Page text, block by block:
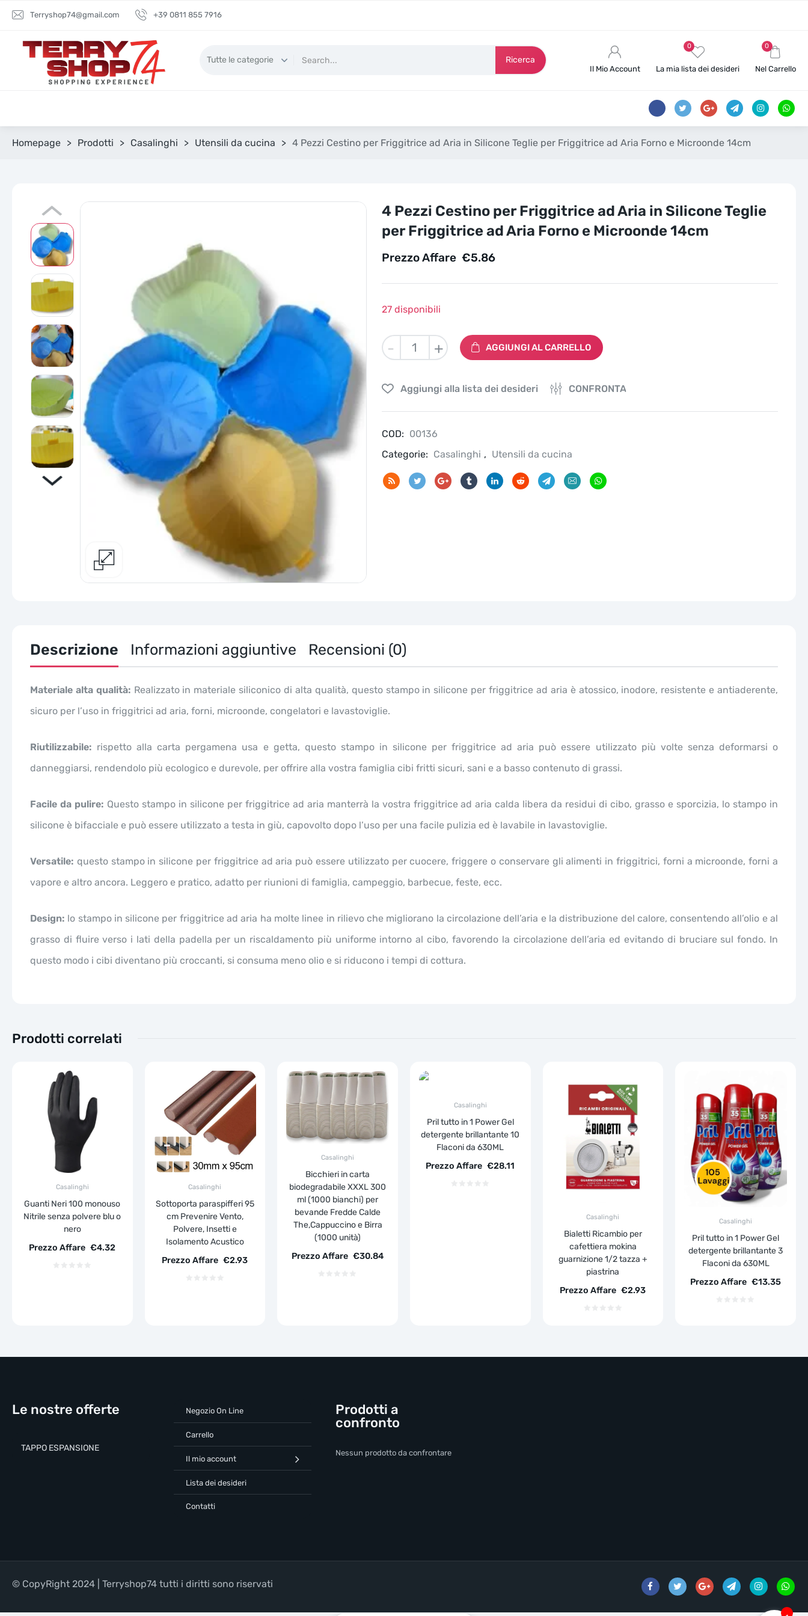
Terryshop74@gmail.com +39 0811 855 7916
Ricerca
0
Nel Carrello
0
La mia lista dei desideri
Il Mio Account
Homepage > Prodotti > Casalinghi > Utensili da cucina > 4 Pezzi Cestino per Friggitrice ad Aria in Silicone Teglie per Friggitrice ad Aria Forno e Microonde 14cm
4 Pezzi Cestino per Friggitrice ad Aria in Silicone Teglie
per Friggitrice ad Aria Forno e Microonde 14cm
€5.86
Prezzo Affare
27 disponibili
-
Pezzi
Friggitrice
in
Teglie
per
Friggitrice
+ AGGIUNGI AL CARRELLO
Aggiungi alla lista dei desideri CONFRONTA
COD: 00136
Categorie: Casalinghi , Utensili da cucina
Descrizione Informazioni aggiuntive Recensioni (0)
Materiale alta qualità: Realizzato in materiale siliconico di alta qualità, questo stampo in silicone per friggitrice ad aria è atossico, inodore, resistente e antiaderente,
sicuro per l’uso in friggitrici ad aria, forni, microonde, congelatori e lavastoviglie.
Riutilizzabile: rispetto alla carta pergamena usa e getta, questo stampo in silicone per friggitrice ad aria può essere utilizzato più volte senza deformarsi o
danneggiarsi, rendendolo più ecologico e durevole, per offrire alla vostra famiglia cibi fritti sicuri, sani e a basso contenuto di grassi.
Facile da pulire: Questo stampo in silicone per friggitrice ad aria manterrà la vostra friggitrice ad aria calda libera da residui di cibo, grasso e sporcizia, lo stampo in
silicone è bifacciale e può essere utilizzato a testa in giù, capovolto dopo l’uso per una facile pulizia ed è lavabile in lavastoviglie.
Versatile: questo stampo in silicone per friggitrice ad aria può essere utilizzato per cuocere, friggere o conservare gli alimenti in friggitrici, forni a microonde, forni a
vapore e altro ancora. Leggero e pratico, adatto per riunioni di famiglia, campeggio, barbecue, feste, ecc.
Design: lo stampo in silicone per friggitrice ad aria ha molte linee in rilievo che migliorano la circolazione dell’aria e la distribuzione del calore, consentendo all’olio e al
grasso di fluire verso i lati della padella per un riscaldamento più uniforme intorno al cibo, favorendo la circolazione dell’aria ed evitando di bruciare sul fondo. In
questo modo i cibi diventano più croccanti, si consuma meno olio e si riducono i tempi di cottura.
Prodotti correlati
Casalinghi
Guanti Neri 100 monouso
Nitrile senza polvere blu o
nero
€4.32
Prezzo Affare
Casalinghi
Sottoporta paraspifferi 95
cm Prevenire Vento,
Polvere, Insetti e
Isolamento Acustico
€2.93
Prezzo Affare
Casalinghi
Bicchieri in carta
biodegradabile XXXL 300
ml (1000 bianchi) per
bevande Fredde Calde
The,Cappuccino e Birra
(1000 unità)
€30.84
Prezzo Affare
Casalinghi
Pril tutto in 1 Power Gel
detergente brillantante 10
Flaconi da 630ML
€28.11
Prezzo Affare
Casalinghi
Bialetti Ricambio per
cafettiera mokina
guarnizione 1/2 tazza +
piastrina
€2.93
Prezzo Affare
Casalinghi
Pril tutto in 1 Power Gel
detergente brillantante 3
Flaconi da 630ML
€13.35
Prezzo Affare
Le nostre offerte
TAPPO ESPANSIONE
Negozio On Line
Carrello
Il mio account
Lista dei desideri
Contatti
Prodotti a
confronto
Nessun prodotto da confrontare
© CopyRight 2024 | Terryshop74 tutti i diritti sono riservati